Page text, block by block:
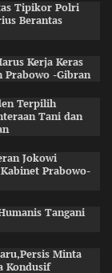
Tipikor Polri
Berantas
Kerja Keras
Prabowo -Gibran
Terpilih
Tani dan
Jokowi
Prabowo-
Tangani
Minta
Kondusif